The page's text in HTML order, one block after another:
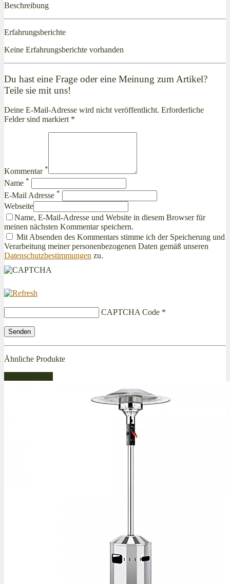
Beschreibung
Erfahrungsberichte
Keine Erfahrungsberichte vorhanden
Du hast eine Frage oder eine Meinung zum Artikel?
Teile sie mit uns!
Deine E-Mail-Adresse wird nicht veröffentlicht. Erforderliche
Felder sind markiert *
Kommentar *
Name *
E-Mail Adresse *
Webseite
Name, E-Mail-Adresse und Website in diesem Browser für
meinen nächsten Kommentar speichern.
Mit Absenden des Kommentars stimme ich der Speicherung und
Verarbeitung meiner personenbezogenen Daten gemäß unseren
Datenschutzbestimmungen zu.
CAPTCHA Code *
Ähnliche Produkte